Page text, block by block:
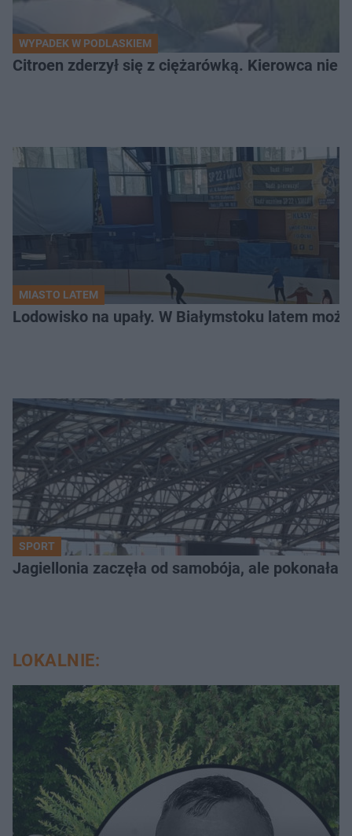
WYPADEK W PODLASKIEM
Citroen zderzył się z ciężarówką. Kierowca nie
MIASTO LATEM
Lodowisko na upały. W Białymstoku latem
SPORT
Jagiellonia zaczęła od samobója, ale pokonała
LOKALNIE: